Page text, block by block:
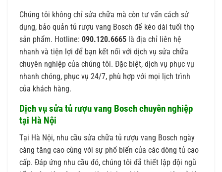
Chúng tôi không chỉ sửa chữa mà còn tư vấn cách sử
dụng, bảo quản tủ rượu vang Bosch để kéo dài tuổi thọ
sản phẩm. Hotline: 090.120.6665 là địa chỉ liên hệ
nhanh và tiện lợi để bạn kết nối với dịch vụ sửa chữa
chuyên nghiệp của chúng tôi. Đặc biệt, dịch vụ phục vụ
nhanh chóng, phục vụ 24/7, phù hợp với mọi lịch trình
của khách hàng.
Dịch vụ sửa tủ rượu vang Bosch chuyên nghiệp
tại Hà Nội
Tại Hà Nội, nhu cầu sửa chữa tủ rượu vang Bosch ngày
càng tăng cao cùng với sự phổ biến của các dòng tủ cao
cấp. Đáp ứng nhu cầu đó, chúng tôi đã thiết lập đội ngũ